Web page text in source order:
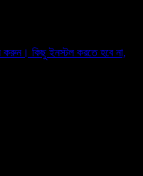
কিছু ইনস্টল করতে হবে না,